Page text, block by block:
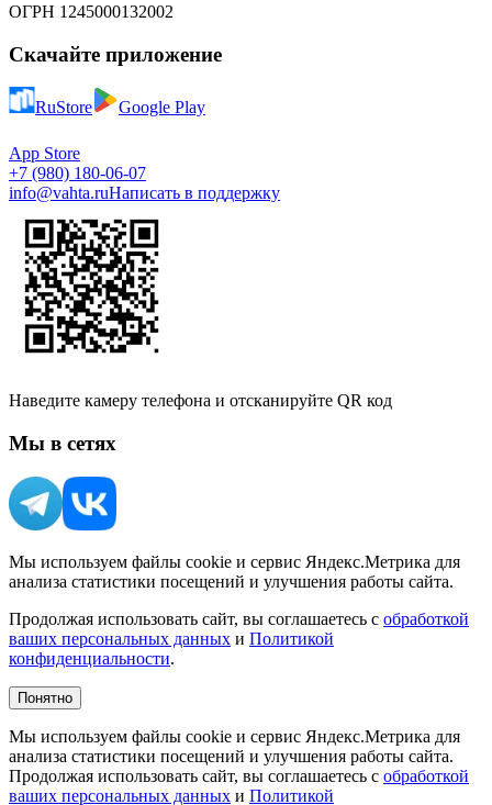
ОГРН 1245000132002
Скачайте приложение
RuStore Google Play
App Store
+7 (980) 180-06-07
info@vahta.ruНаписать в поддержку
Наведите камеру телефона и отсканируйте QR код
Мы в сетях
Мы используем файлы cookie и сервис Яндекс.Метрика для
анализа статистики посещений и улучшения работы сайта.
Продолжая использовать сайт, вы соглашаетесь с обработкой
ваших персональных данных и Политикой
конфиденциальности.
Понятно
Мы используем файлы cookie и сервис Яндекс.Метрика для
анализа статистики посещений и улучшения работы сайта.
Продолжая использовать сайт, вы соглашаетесь с обработкой
ваших персональных данных и Политикой